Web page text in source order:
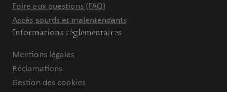
Foire aux questions (FAQ)
Accès sourds et malentendants
Informations réglementaires
Mentions légales
Réclamations
Gestion des cookies